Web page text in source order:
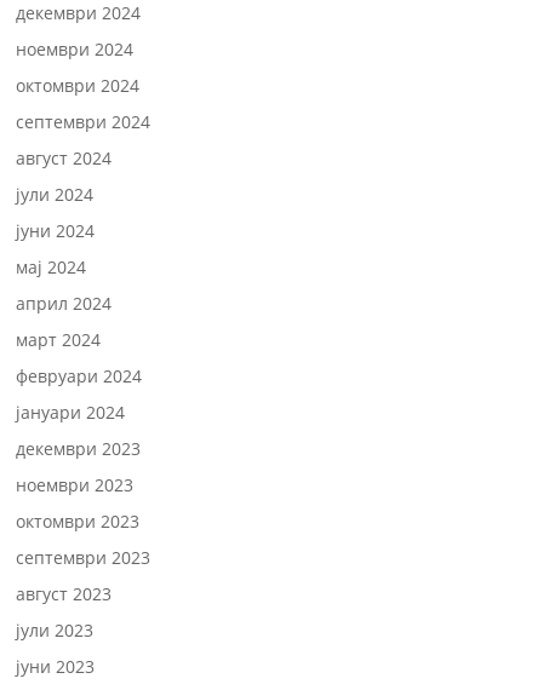
декември 2024
ноември 2024
октомври 2024
септември 2024
август 2024
јули 2024
јуни 2024
мај 2024
април 2024
март 2024
февруари 2024
јануари 2024
декември 2023
ноември 2023
октомври 2023
септември 2023
август 2023
јули 2023
јуни 2023